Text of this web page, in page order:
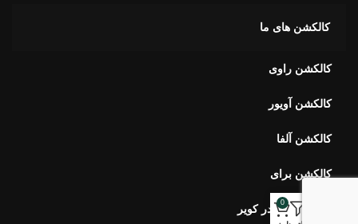
کالکشن های ما
کالکشن راوی
کالکشن آویور
کالکشن آلفا
کالکشن برای
کالکشن بهار در کویر
0